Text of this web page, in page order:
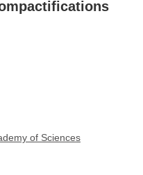
of Sciences